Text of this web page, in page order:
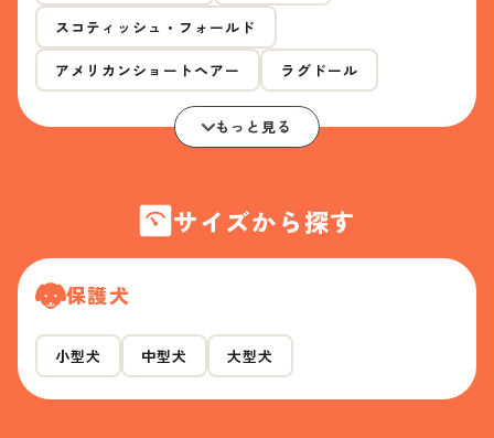
スコティッシュ・フォールド
アメリカンショートヘアー ラグドール
もっと見る
サイズから探す
保護犬
小型犬 中型犬 大型犬